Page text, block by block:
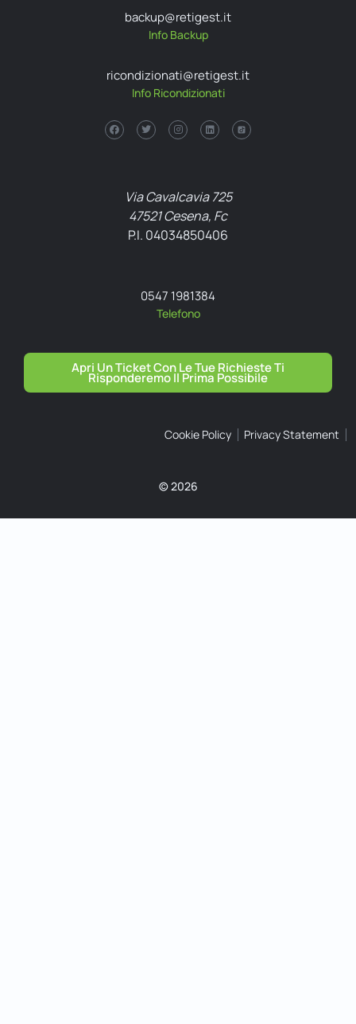
backup@retigest.it
Info Backup
ricondizionati@retigest.it
Info Ricondizionati
Via Cavalcavia 725
47521 Cesena, Fc
P.I. 04034850406
0547 1981384
Telefono
Apri Un Ticket Con Le Tue Richieste Ti
Risponderemo Il Prima Possibile
© 2026
Cookie Policy Privacy Statement